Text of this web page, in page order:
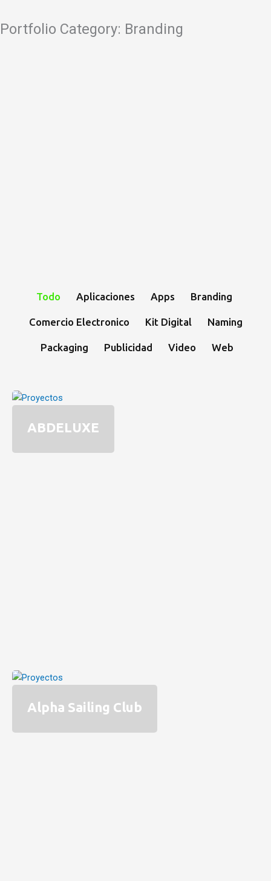
Portfolio Category: Branding
Todo Aplicaciones Apps Branding
Comercio Electronico Kit Digital Naming
Packaging Publicidad Video Web
ABDELUXE
Alpha Sailing Club